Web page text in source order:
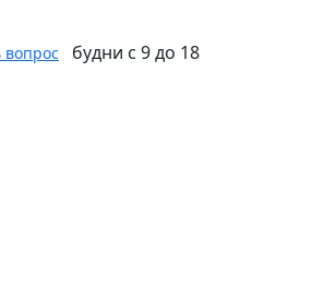
вопрос будни с 9 до 18